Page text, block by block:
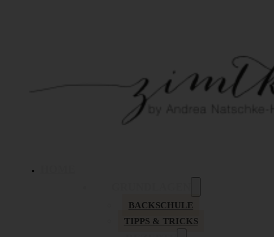
BACKSCHULE
TIPPS & TRICKS